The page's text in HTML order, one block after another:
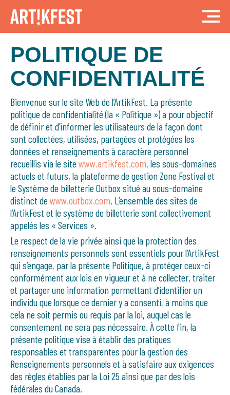
POLITIQUE DE
CONFIDENTIALITÉ
Bienvenue sur le site Web de l’ArtikFest. La présente
politique de confidentialité (la « Politique ») a pour objectif
de définir et d’informer les utilisateurs de la façon dont
sont collectées, utilisées, partagées et protégées les
données et renseignements à caractère personnel
recueillis via le sitewww.artikfest.com, les sous-domaines
actuels et futurs, la plateforme de gestion Zone Festival et
le Système de billetterie Outbox situé au sous-domaine
distinct dewww.outbox.com. L’ensemble des sites de
l’ArtikFest et le système de billetterie sont collectivement
appelés les « Services ».
Le respect de la vie privée ainsi que la protection des
renseignements personnels sont essentiels pour l’ArtikFest
qui s’engage, par la présente Politique, à protéger ceux-ci
conformément aux lois en vigueur et à ne collecter, traiter
et partager une information permettant d’identifier un
individu que lorsque ce dernier y a consenti, à moins que
cela ne soit permis ou requis par la loi, auquel cas le
consentement ne sera pas nécessaire. À cette fin, la
présente politique vise à établir des pratiques
responsables et transparentes pour la gestion des
Renseignements personnels et à satisfaire aux exigences
des règles établies par la Loi 25 ainsi que par des lois
fédérales du Canada.